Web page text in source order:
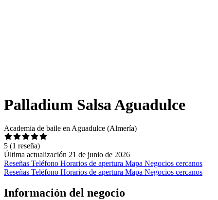
Palladium Salsa Aguadulce
Academia de baile en Aguadulce (Almería)
5 (1 reseña)
Última actualización 21 de junio de 2026
Reseñas Teléfono Horarios de apertura Mapa Negocios cercanos
Reseñas Teléfono Horarios de apertura Mapa Negocios cercanos
Información del negocio